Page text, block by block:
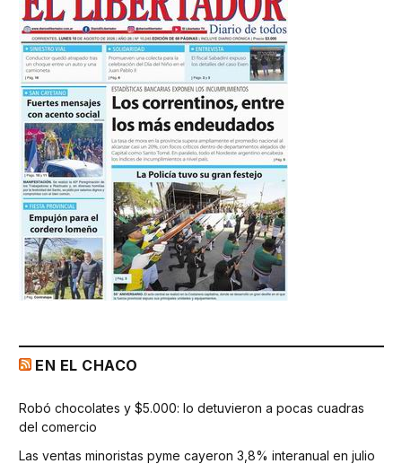
EN EL CHACO
Robó chocolates y $5.000: lo detuvieron a pocas cuadras
del comercio
Las ventas minoristas pyme cayeron 3,8% interanual en julio